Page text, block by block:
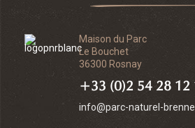
Maison du Parc
Le Bouchet
36300 Rosnay
+33 (0)2 54 28 12
info@parc-naturel-